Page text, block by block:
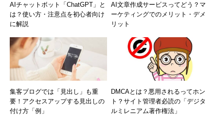
AIチャットボット「ChatGPT」と
は？使い方・注意点を初心者向け
に解説
AI文章作成サービスってどう？マ
ーケティングでのメリット・デメ
リット
集客ブログでは「見出し」も重
要！アクセスアップする見出しの
付け方「例」
DMCAとは？悪用されるってホン
ト？サイト管理者必読の「デジタ
ルミレニアム著作権法」